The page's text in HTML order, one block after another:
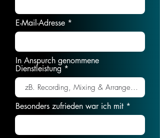
E-Mail-Adresse
In Anspurch genommene
Dienstleistung
Besonders zufrieden war ich mit